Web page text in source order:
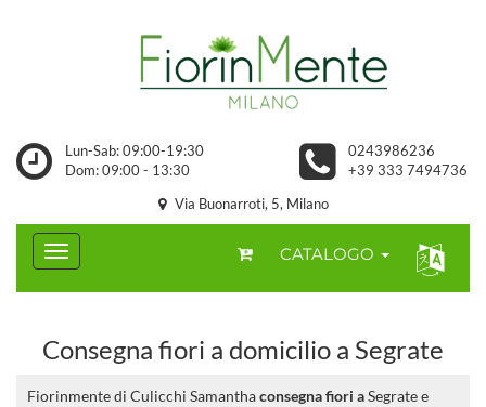
Lun-Sab: 09:00-19:30
Dom: 09:00 - 13:30
0243986236
+39 333 7494736
Via Buonarroti, 5, Milano
CATALOGO
Consegna fiori a domicilio a Segrate
Fiorinmente di Culicchi Samanthaconsegna fiori aSegrate e